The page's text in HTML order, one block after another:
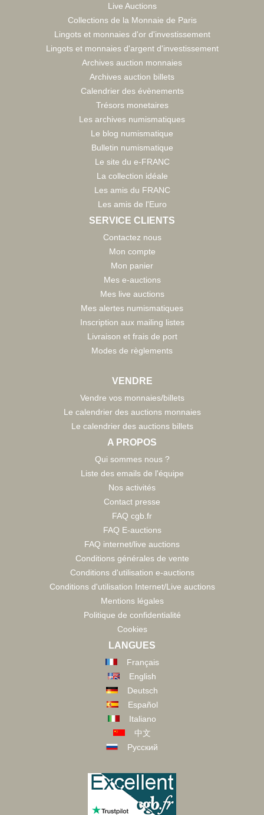
Live Auctions
Collections de la Monnaie de Paris
Lingots et monnaies d'or d'investissement
Lingots et monnaies d'argent d'investissement
Archives auction monnaies
Archives auction billets
Calendrier des évènements
Trésors monetaires
Les archives numismatiques
Le blog numismatique
Bulletin numismatique
Le site du e-FRANC
La collection idéale
Les amis du FRANC
Les amis de l'Euro
SERVICE CLIENTS
Contactez nous
Mon compte
Mon panier
Mes e-auctions
Mes live auctions
Mes alertes numismatiques
Inscription aux mailing listes
Livraison et frais de port
Modes de règlements
VENDRE
Vendre vos monnaies/billets
Le calendrier des auctions monnaies
Le calendrier des auctions billets
A PROPOS
Qui sommes nous ?
Liste des emails de l'équipe
Nos activités
Contact presse
FAQ cgb.fr
FAQ E-auctions
FAQ internet/live auctions
Conditions générales de vente
Conditions d'utilisation e-auctions
Conditions d'utilisation Internet/Live auctions
Mentions légales
Politique de confidentialité
Cookies
LANGUES
Français
English
Deutsch
Español
Italiano
中文
Русский